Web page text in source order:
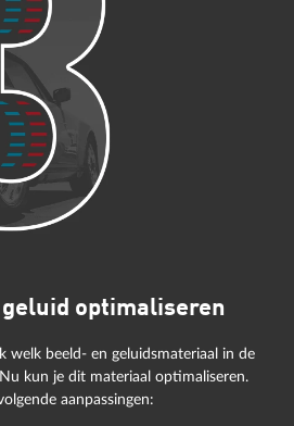
deluxe helpt een thumbnail voor
om de scènes bij te houden.
te slepen kun je de positie van de
alleen de basisfuncties
geïmporteerde materiaal snel in de
de scènes op het storyboard te
optimaliseren
welk beeld- en geluidsmateriaal in de
kun je dit materiaal optimaliseren.
aanpassingen: